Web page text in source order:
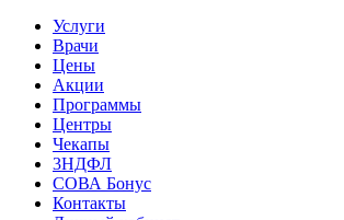
Услуги
Врачи
Цены
Акции
Программы
Центры
Чекапы
3НДФЛ
СОВА Бонус
Контакты